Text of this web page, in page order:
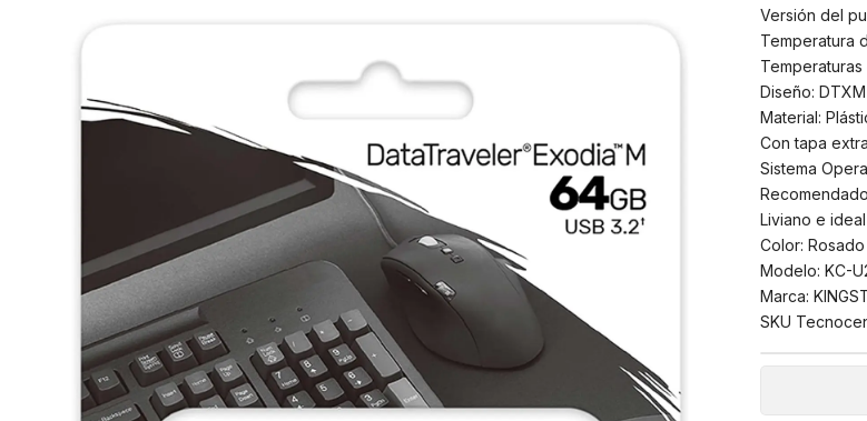
Versión del
Temperatura
Diseño: DTXM
Material:
Con tapa
Sistema
Liviano e
Color: Rosado
Modelo: KC-
Marca:
SKU